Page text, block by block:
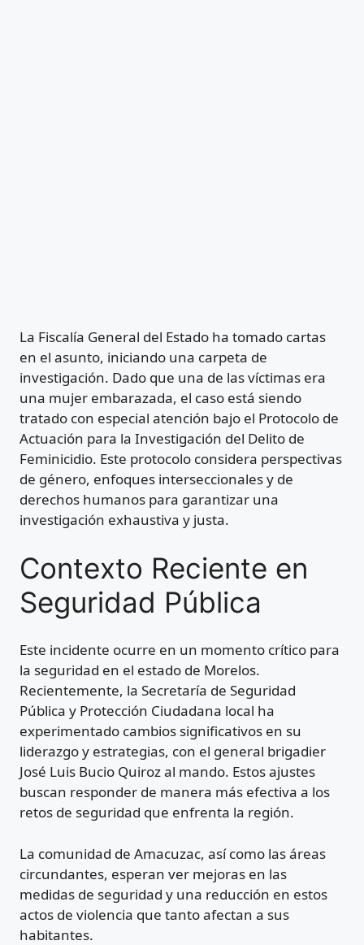
La Fiscalía General del Estado ha tomado cartas
en el asunto, iniciando una carpeta de
investigación. Dado que una de las víctimas era
una mujer embarazada, el caso está siendo
tratado con especial atención bajo el Protocolo de
Actuación para la Investigación del Delito de
Feminicidio. Este protocolo considera perspectivas
de género, enfoques interseccionales y de
derechos humanos para garantizar una
investigación exhaustiva y justa.
Contexto Reciente en
Seguridad Pública
Este incidente ocurre en un momento crítico para
la seguridad en el estado de Morelos.
Recientemente, la Secretaría de Seguridad
Pública y Protección Ciudadana local ha
experimentado cambios significativos en su
liderazgo y estrategias, con el general brigadier
José Luis Bucio Quiroz al mando. Estos ajustes
buscan responder de manera más efectiva a los
retos de seguridad que enfrenta la región.
La comunidad de Amacuzac, así como las áreas
circundantes, esperan ver mejoras en las
medidas de seguridad y una reducción en estos
actos de violencia que tanto afectan a sus
habitantes.